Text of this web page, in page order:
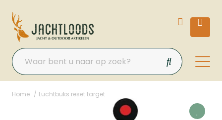
Home Luchtbuks reset target